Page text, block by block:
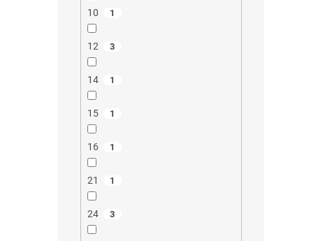
10 1
12 3
14 1
15 1
16 1
21 1
24 3